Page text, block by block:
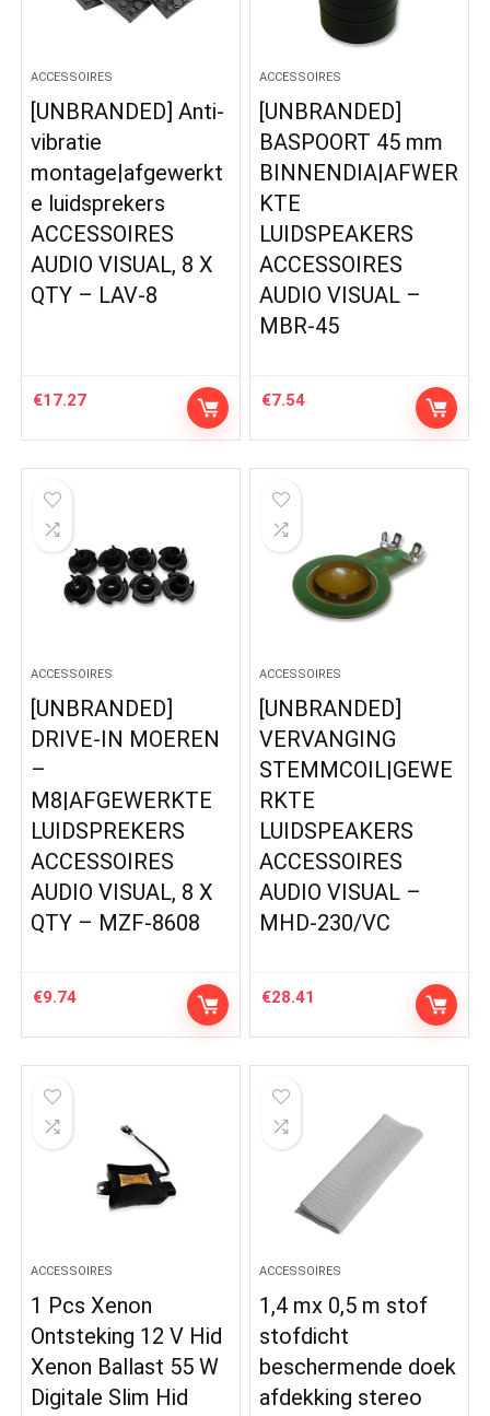
ACCESSOIRES
[UNBRANDED] Anti-
vibratie
montage|afgewerkt
e luidsprekers
ACCESSOIRES
AUDIO VISUAL, 8 X
QTY – LAV-8
€17.27
ACCESSOIRES
[UNBRANDED]
BASPOORT 45 mm
BINNENDIA|AFWER
KTE
LUIDSPEAKERS
ACCESSOIRES
AUDIO VISUAL –
MBR-45
€7.54
ACCESSOIRES
[UNBRANDED]
DRIVE-IN MOEREN
–
M8|AFGEWERKTE
LUIDSPREKERS
ACCESSOIRES
AUDIO VISUAL, 8 X
QTY – MZF-8608
€9.74
ACCESSOIRES
[UNBRANDED]
VERVANGING
STEMMCOIL|GEWE
RKTE
LUIDSPEAKERS
ACCESSOIRES
AUDIO VISUAL –
MHD-230/VC
€28.41
ACCESSOIRES
1 Pcs Xenon
Ontsteking 12 V Hid
Xenon Ballast 55 W
Digitale Slim Hid
ACCESSOIRES
1,4 mx 0,5 m stof
stofdicht
beschermende doek
afdekking stereo